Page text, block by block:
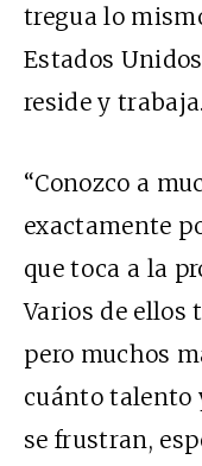
tregua lo
Estados
reside y trabaja.
“Conozco a
exactamente
que toca a la
Varios de ellos
pero muchos
cuánto talento
se frustran,